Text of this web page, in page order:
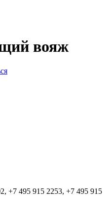
вояж
+7 495 915 2253, +7 495 915